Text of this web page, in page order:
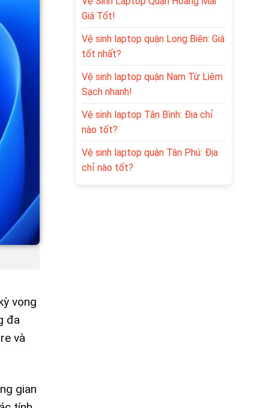
vọng
đa
và
gian
Giá Tốt!
Vệ sinh laptop quận Long Biên: Giá
tốt nhất?
Vệ sinh laptop quận Nam Từ Liêm
Sạch nhanh!
Vệ sinh laptop Tân Bình: Địa chỉ
nào tốt?
Vệ sinh laptop quận Tân Phú: Địa
chỉ nào tốt?